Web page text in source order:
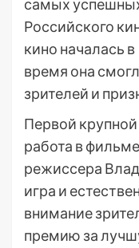
самых
Российского
кино началась в
время она
зрителей и
Первой
работа в
режиссера
игра и
внимание
премию за